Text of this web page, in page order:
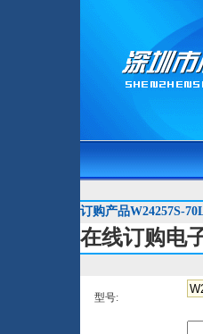
订购产品W24257S-
在线订购电
型号: